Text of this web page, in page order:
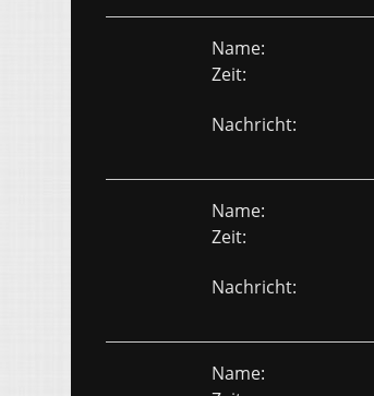
Name:
Zeit:
Nachricht:
Name:
Zeit:
Nachricht:
Name: